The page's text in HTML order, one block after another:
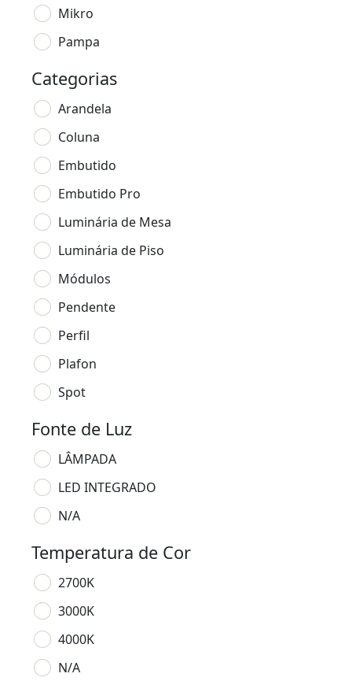
Mikro
Pampa
Categorias
Arandela
Coluna
Embutido
Embutido Pro
Luminária de Mesa
Luminária de Piso
Módulos
Pendente
Perfil
Plafon
Spot
Fonte de Luz
LÂMPADA
LED INTEGRADO
N/A
Temperatura de Cor
2700K
3000K
4000K
N/A